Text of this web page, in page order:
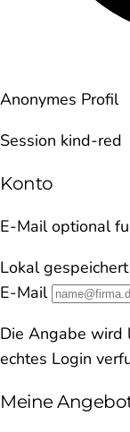
Anonymes Profil
Session kind-red
Konto
E-Mail optional
Lokal gespeichert
E-Mail
Die Angabe wird
echtes Login
Meine